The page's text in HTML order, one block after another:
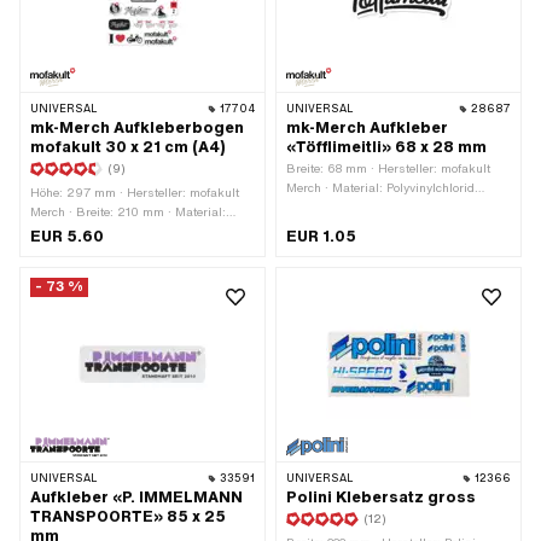
UNIVERSAL 17704
mk-Merch Aufkleberbogen
mofakult 30 x 21 cm (A4)
(9)
Höhe: 297 mm · Hersteller: mofakult
Merch · Breite: 210 mm · Material:
Polyvinylchlorid (PVC) · Oberfläche:
weiss · Beschaffenheit Rückseite:
EUR 5.60
UNIVERSAL 28687
mk-Merch Aufkleber
«Töfflimeitli» 68 x 28 mm
Breite: 68 mm · Hersteller: mofakult
Merch · Material: Polyvinylchlorid
Höhe: 28 mm · Beständigkeit: UV-
EUR 1.05
- 73 %
UNIVERSAL 33591
Aufkleber «P. IMMELMANN
TRANSPOORTE» 85 x 25
mm
UNIVERSAL 12366
Polini Klebersatz gross
(12)